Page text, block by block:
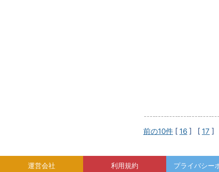
前の10件 [ 16 ] [ 17 ]
運営会社 利用規約 プライバシー